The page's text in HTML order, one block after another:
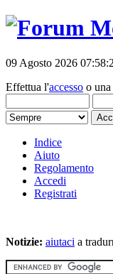
09 Agosto 2026
Effettua l'accesso o
Indice
Aiuto
Regolamento
Accedi
Registrati
Notizie: aiutaci a